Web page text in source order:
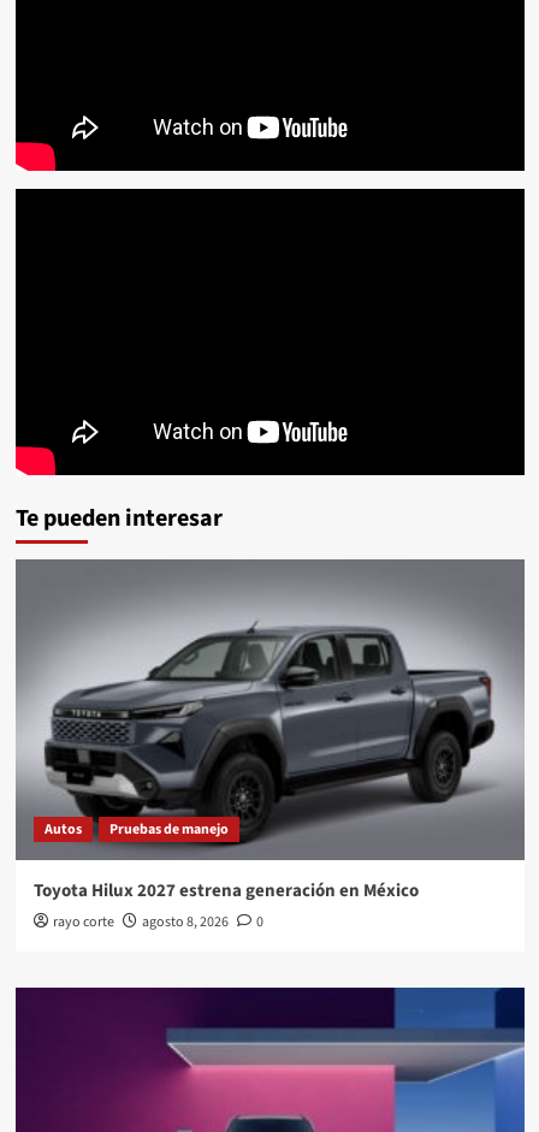
Te pueden interesar
Autos Pruebas de manejo
Toyota Hilux 2027 estrena generación en México
rayo corte agosto 8, 2026 0